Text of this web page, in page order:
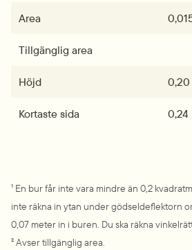
Area
Tillgänglig area
Höjd 0,20
Kortaste sida 0,24
¹ En bur får inte vara mindre än 0,2
inte räkna in ytan under gödseldeflektorn
0,07 meter in i buren. Du ska räkna
² Avser tillgänglig area.